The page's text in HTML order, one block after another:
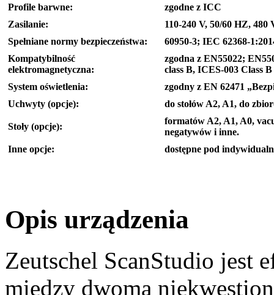
Profile barwne:
zgodne z ICC
Zasilanie:
110-240 V, 50/60 HZ, 480
Spełniane normy bezpieczeństwa:
60950-3; IEC 62368-
Kompatybilność
elektromagnetyczna:
zgodna z EN55022;
class B, ICES-003 Class B
System oświetlenia:
zgodny z EN 62471
Uchwyty (opcje):
do stołów A2, A1, do
Stoły (opcje):
formatów A2, A1, A0,
negatywów i inne.
Inne opcje:
dostępne pod
Opis urządzenia
Zeutschel ScanStudio jest
między dwoma